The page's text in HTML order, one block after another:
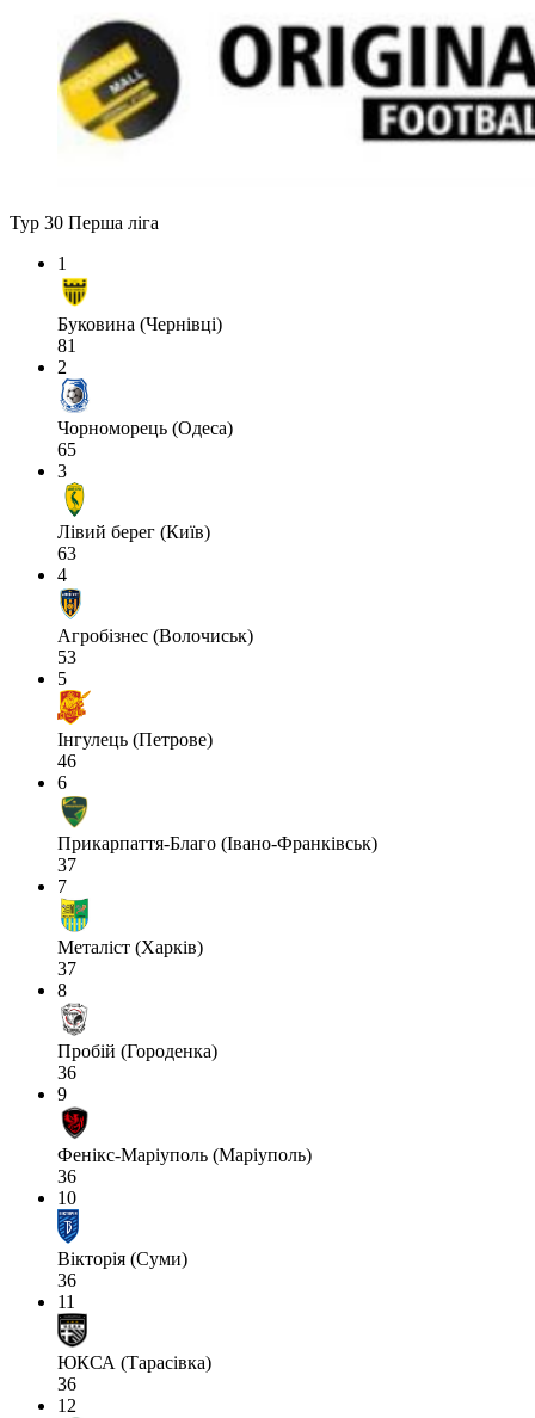
Тур 30 Перша ліга
1
Буковина (Чернівці)
81
2
Чорноморець (Одеса)
65
3
Лівий берег (Київ)
63
4
Агробізнес (Волочиськ)
53
5
Інгулець (Петрове)
46
6
Прикарпаття-Благо (Івано-Франківськ)
37
7
Металіст (Харків)
37
8
Пробій (Городенка)
36
9
Фенікс-Маріуполь (Маріуполь)
36
10
Вікторія (Суми)
36
11
ЮКСА (Тарасівка)
36
12